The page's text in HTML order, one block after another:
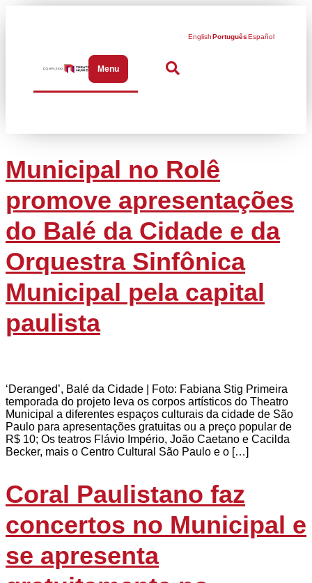
MenuAbrir menu de navegação
EnglishPortuguêsEspañol
Municipal no Rolê
promove apresentações
do Balé da Cidade e da
Orquestra Sinfônica
Municipal pela capital
paulista
‘Deranged’, Balé da Cidade | Foto: Fabiana Stig Primeira
temporada do projeto leva os corpos artísticos do Theatro
Municipal a diferentes espaços culturais da cidade de São
Paulo para apresentações gratuitas ou a preço popular de
R$ 10; Os teatros Flávio Império, João Caetano e Cacilda
Becker, mais o Centro Cultural São Paulo e o […]
Coral Paulistano faz
concertos no Municipal e
se apresenta